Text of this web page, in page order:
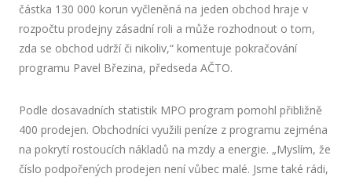
částka 130 000 korun vyčleněná na jeden obchod hraje v
rozpočtu prodejny zásadní roli a může rozhodnout o tom,
zda se obchod udrží či nikoliv,“ komentuje pokračování
programu Pavel Březina, předseda AČTO.
Podle dosavadních statistik MPO program pomohl přibližně
400 prodejen. Obchodníci využili peníze z programu zejména
na pokrytí rostoucích nákladů na mzdy a energie. „Myslím, že
číslo podpořených prodejen není vůbec malé. Jsme také rádi,